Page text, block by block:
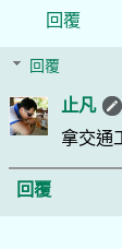
回覆
回覆
止凡
拿交通
回覆